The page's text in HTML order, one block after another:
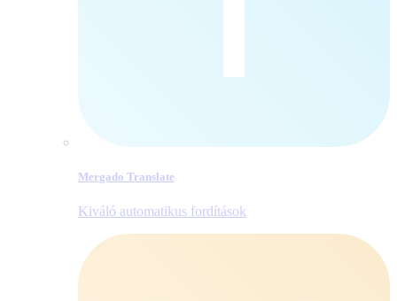
Mergado Translate
Kiváló automatikus fordítások